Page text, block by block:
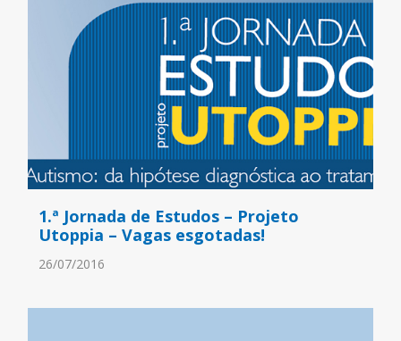
1.ª Jornada de Estudos – Projeto
Utoppia – Vagas esgotadas!
26/07/2016